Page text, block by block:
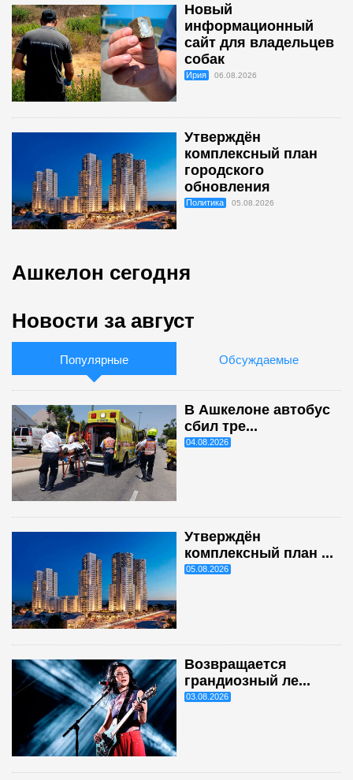
Новый
информационный
сайт для владельцев
собак
Ирия 06.08.2026
Утверждён
комплексный план
городского
обновления
Политика 05.08.2026
Ашкелон сегодня
Новости за август
Популярные Обсуждаемые
В Ашкелоне автобус
сбил тре...
04.08.2026
Утверждён
комплексный план ...
05.08.2026
Возвращается
грандиозный ле...
03.08.2026